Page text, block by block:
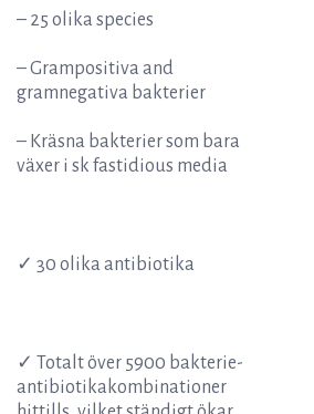
– 25 olika species
– Grampositiva and
gramnegativa bakterier
– Kräsna bakterier som bara
växer i sk fastidious media
✓ 30 olika antibiotika
✓ Totalt över 5900 bakterie-
antibiotikakombinationer